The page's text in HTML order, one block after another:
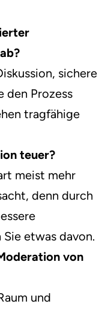
sichere
den Prozess
tragfähige
teuer?
meist mehr
denn durch
etwas davon.
von
und